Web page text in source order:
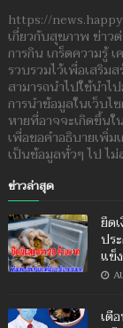
https://
เกี่ยวกับสุขภาพ ข่าว
การกิน เกร็ดความรู้
รวบรวมไว้เพื่อเสริม
สามารถนำไปใช้นำ
การนำข้อมูลในเว็บไ
หายที่อาจจะเกิดขึ้น
เพื่อขอคำอธิบายเพิ่ม
เป็นข้อมูลทั่วๆ ไป ไ
ข่าวล่าสุด
ยึด
ปร
แข็
เตื